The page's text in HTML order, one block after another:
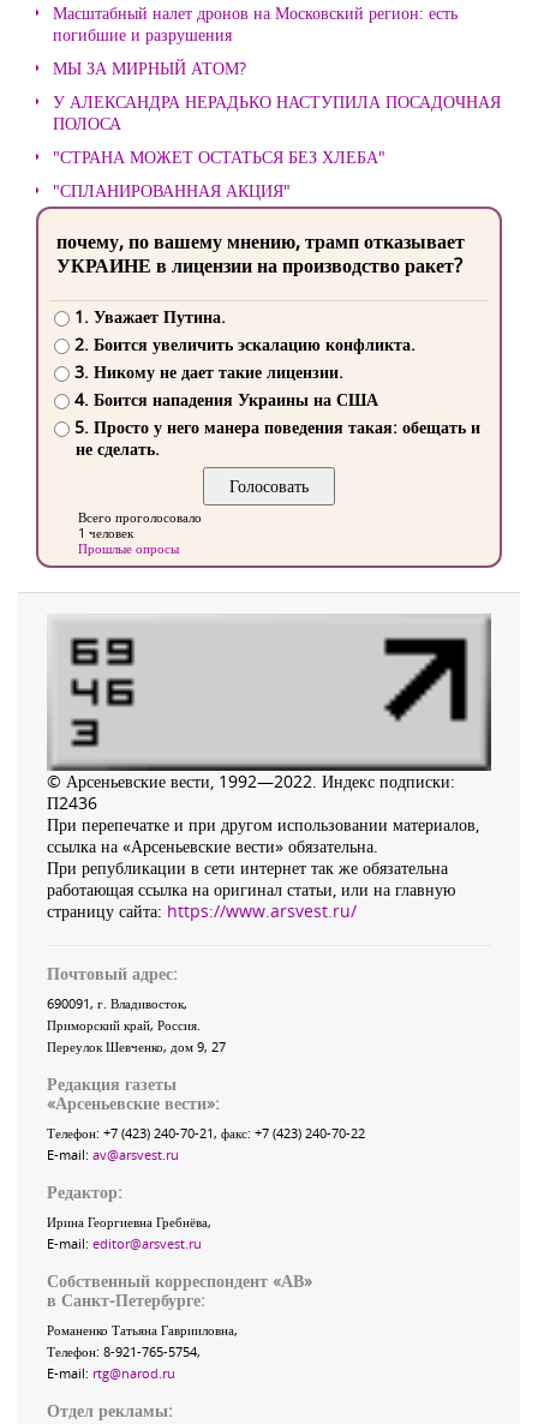
Масштабный налет дронов на Московский регион: есть
погибшие и разрушения
МЫ ЗА МИРНЫЙ АТОМ?
У АЛЕКСАНДРА НЕРАДЬКО НАСТУПИЛА ПОСАДОЧНАЯ
ПОЛОСА
"СТРАНА МОЖЕТ ОСТАТЬСЯ БЕЗ ХЛЕБА"
"СПЛАНИРОВАННАЯ АКЦИЯ"
почему, по вашему мнению, трамп отказывает
УКРАИНЕ в лицензии на производство ракет?
1. Уважает Путина.
2. Боится увеличить эскалацию конфликта.
3. Никому не дает такие лицензии.
4. Боится нападения Украины на США
5. Просто у него манера поведения такая: обещать и
не сделать.
Всего проголосовало
1 человек
Прошлые опросы
© Арсеньевские вести, 1992—2022. Индекс подписки:
П2436
При перепечатке и при другом использовании материалов,
ссылка на «Арсеньевские вести» обязательна.
При републикации в сети интернет так же обязательна
работающая ссылка на оригинал статьи, или на главную
страницу сайта: https://www.arsvest.ru/
Почтовый адрес:
690091, г. Владивосток,
Приморский край, Россия
Переулок Шевченко, дом 9, 27
Редакция газеты
«Арсеньевские вести»:
Телефон: +7 (423) 240-70-21, факс: +7 (423) 240-70-22
E-mail: av@arsvest.ru
Редактор:
Ирина Георгиевна Гребнёва,
E-mail: editor@arsvest.ru
Собственный корреспондент «АВ»
в Санкт-Петербурге:
Романенко Татьяна Гаврииловна,
Телефон: 8-921-765-5754,
E-mail: rtg@narod.ru
Отдел рекламы: